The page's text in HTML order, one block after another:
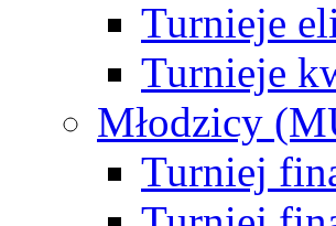
Turnieje
Turnieje
Młodzicy
Turniej